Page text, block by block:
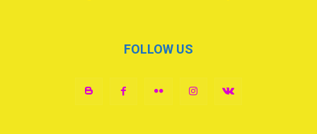
FOLLOW US